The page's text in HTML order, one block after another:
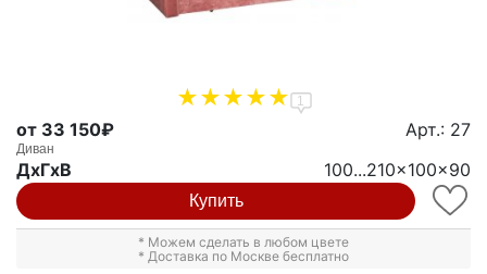
1
от 33 150₽ Арт.: 27
Диван
ДxГxВ 100...210x100x90
Купить
* Можем сделать в любом цвете
* Доставка по Москве бесплатно